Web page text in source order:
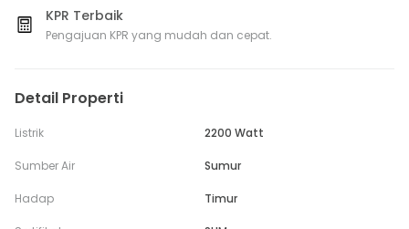
KPR Terbaik
Pengajuan KPR yang mudah dan cepat.
Detail Properti
Listrik 2200 Watt
Sumber Air Sumur
Hadap Timur